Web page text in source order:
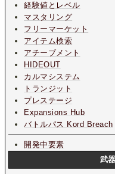
経験値とレベル
マスタリング
フリーマーケット
アイテム検索
アチーブメント
HIDEOUT
カルマシステム
トランジット
プレステージ
Expansions Hub
バトルパス Kord Breach
開発中要素
武